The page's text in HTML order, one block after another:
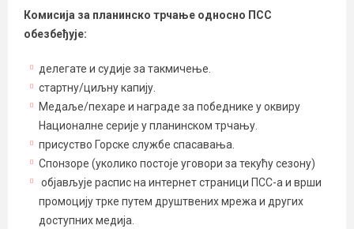
Комисија за планинско трчање односно ПСС
обезбеђује:
делегате и судије за такмичење.
стартну/циљну капију.
Медаље/пехаре и награде за победнике у оквиру
Националне серије у планинском трчању.
присуство Горске службе спасавања.
Спонзоре (уколико постоје уговори за текућу сезону)
објављује распис на интернет страници ПСС-а и врши
промоцију трке путем друштвених мрежа и других
доступних медија.